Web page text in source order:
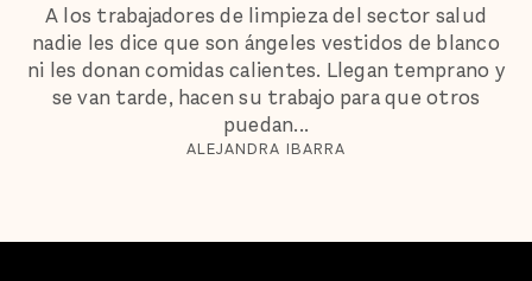
A los trabajadores de limpieza del sector salud
nadie les dice que son ángeles vestidos de blanco
ni les donan comidas calientes. Llegan temprano y
se van tarde, hacen su trabajo para que otros
puedan...
ALEJANDRA IBARRA